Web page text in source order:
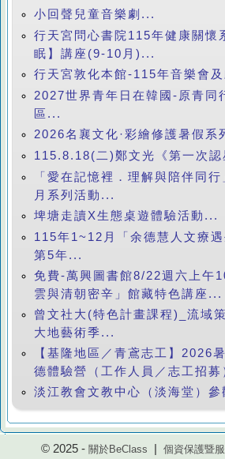
小回聲兒童音樂劇...
行天宮問心書院115年健康關懷
眠】講座(9-10月)...
行天宮敦化本館-115年音樂會
2027世界青年日在韓國-原青同
區...
2026名襄文化·彩繪修護暑假系
115.8.18(二)鄭文光《第一次
「愛在記憶裡．理解與陪伴同
月系列活動...
埤塘走讀X生態桌遊體驗活動...
115年1~12月「余德慧人文療
第5年...
免費-萬興圖書館8/22週六上午
雲與清朝密辛」館藏特色講座...
曾文社大(特色計畫課程)_流域
大地藝術季...
【基隆地區／青鳶志工】2026
德體驗營（工作人員／志工招募
淡江教會文教中心（淡海堂）
© 2025 - 關於BeClass 個資保護暨